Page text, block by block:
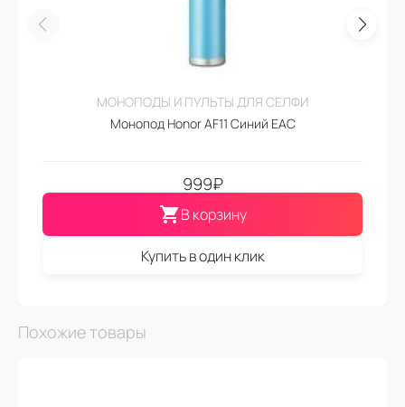
МОНОПОДЫ И ПУЛЬТЫ ДЛЯ СЕЛФИ
Монопод Honor AF11 Синий EAC
999₽
В корзину
Купить в один клик
Похожие товары